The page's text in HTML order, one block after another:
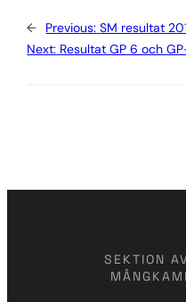
← Previous: SM resultat
Next: Resultat GP 6 och
SEKTION